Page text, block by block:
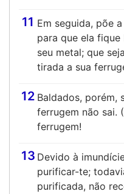
11 Em seguida, põe
para que ela
seu metal; que
tirada a sua
12 Baldados, porém,
ferrugem não sai.
ferrugem!
13 Devido à
purificar-te;
purificada, não